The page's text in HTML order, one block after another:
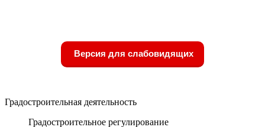
Версия для слабовидящих
Градостроительная деятельность
Градостроительное регулирование